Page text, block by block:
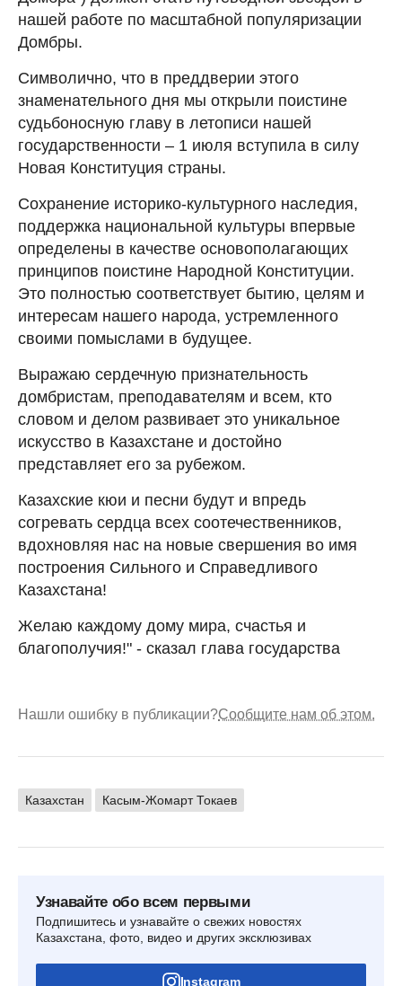
нашей работе по масштабной популяризации
Домбры.
Символично, что в преддверии этого
знаменательного дня мы открыли поистине
судьбоносную главу в летописи нашей
государственности – 1 июля вступила в силу
Новая Конституция страны.
Сохранение историко-культурного наследия,
поддержка национальной культуры впервые
определены в качестве основополагающих
принципов поистине Народной Конституции.
Это полностью соответствует бытию, целям и
интересам нашего народа, устремленного
своими помыслами в будущее.
Выражаю сердечную признательность
домбристам, преподавателям и всем, кто
словом и делом развивает это уникальное
искусство в Казахстане и достойно
представляет его за рубежом.
Казахские кюи и песни будут и впредь
согревать сердца всех соотечественников,
вдохновляя нас на новые свершения во имя
построения Сильного и Справедливого
Казахстана!
Желаю каждому дому мира, счастья и
благополучия!" - сказал глава государства
Нашли ошибку в публикации?Сообщите нам об этом.
Казахстан Касым-Жомарт Токаев
Узнавайте обо всем первыми
Подпишитесь и узнавайте о свежих новостях
Казахстана, фото, видео и других эксклюзивах
Instagram